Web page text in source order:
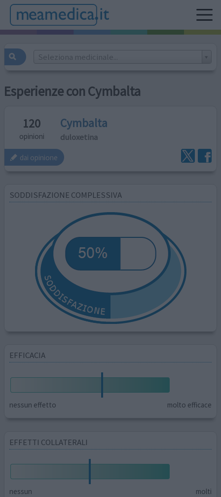
Seleziona medicinale...
Esperienze con Cymbalta
120
opinioni
Cymbalta
duloxetina
dai opinione
SODDISFAZIONE COMPLESSIVA
EFFICACIA
nessun effetto molto efficace
EFFETTI COLLATERALI
nessun
molti